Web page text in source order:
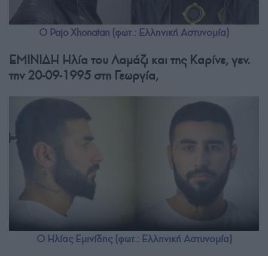
Ο Pajo Xhonatan (φωτ.: Ελληνική Αστυνομία)
ΕΜΙΝΙΔΗ Ηλία του Λαμάζι και της Καρίνε, γεν.
την 20-09-1995 στη Γεωργία,
Ο Ηλίας Εμινίδης (φωτ.: Ελληνική Αστυνομία)